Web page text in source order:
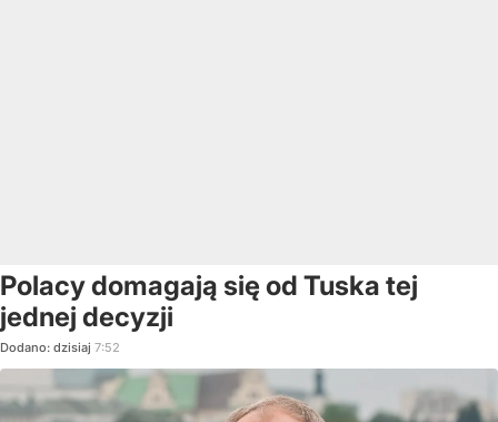
Polacy domagają się od Tuska tej
jednej decyzji
Dodano: dzisiaj 7:52